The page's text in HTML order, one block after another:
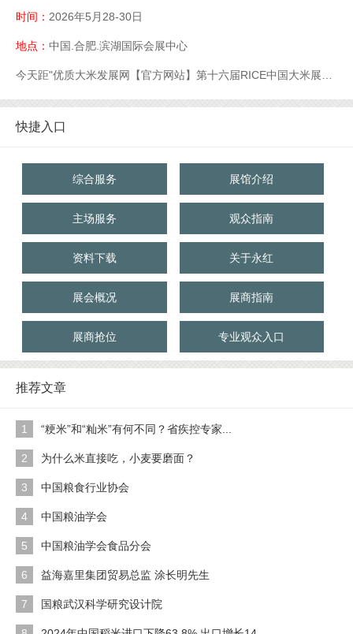
时间： 2026年5月28-30日
地点： 中国.合肥.滨湖国际会展中心
快捷入口
综合服务 展馆介绍
主场服务 观众指南
资料下载 关于永红
展会概况 展商指南
展商抢位 专业观众入口
推荐文章
1 “粳米”和“籼米”有何不同？省疾控专家...
2 为什么米直接吃，小麦要磨面？
3 中国粮食行业协会
4 中国粮油学会
5 中国粮油学会食品分会
6 益海嘉里集团贸易总监 涂长明先生
7 国粮武汉科学研究设计院